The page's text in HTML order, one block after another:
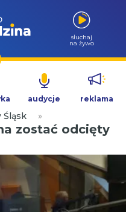
słuchaj
na żywo
audycje reklama
Śląsk »
zostać odcięty